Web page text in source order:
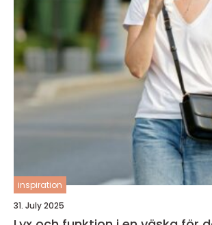
inspiration
31. July 2025